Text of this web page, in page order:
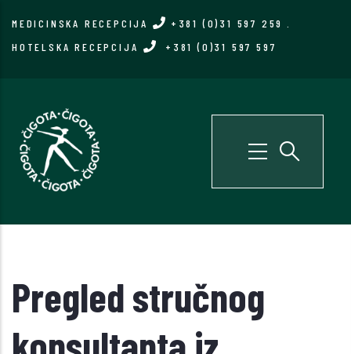
MEDICINSKA RECEPCIJA +381 (0)31 597 259
HOTELSKA RECEPCIJA
+381 (0)31 597 597
Pregled stručnog